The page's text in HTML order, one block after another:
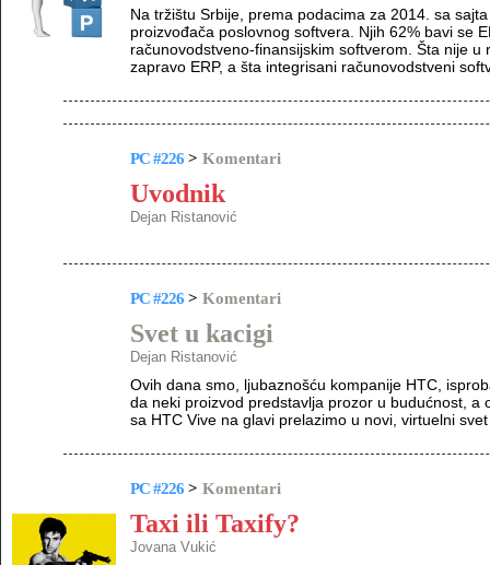
Na tržištu Srbije, prema podacima za 2014. sa
proizvođača poslovnog softvera. Njih 62% bavi se
računovodstveno-finansijskim softverom. Šta nije
zapravo ERP, a šta integrisani računovodstveni
PC #226 > Komentari
Uvodnik
Dejan Ristanović
PC #226 > Komentari
Svet u kacigi
Dejan Ristanović
Ovih dana smo, ljubaznošću kompanije HTC,
da neki proizvod predstavlja prozor u budućnost, a
sa HTC Vive na glavi prelazimo u novi, virtuelni svet
PC #226 > Komentari
Taxi ili Taxify?
Jovana Vukić